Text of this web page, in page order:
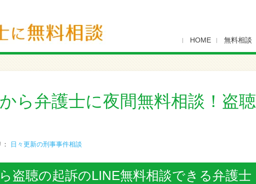
HOME 無料相談
ら弁護士に夜間無料相談！盗聴
日々更新の刑事事件相談
盗聴の起訴のLINE無料相談できる弁護士